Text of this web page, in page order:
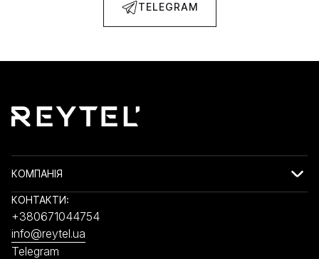
TELEGRAM
КОМПАНІЯ
КОНТАКТИ:
+380671044754
info@reytel.ua
Telegram